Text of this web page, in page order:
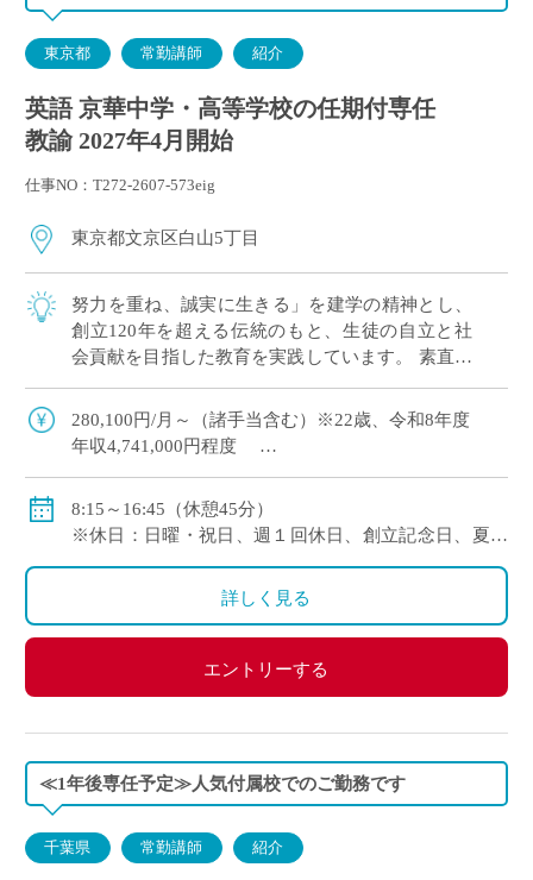
東京都 常勤講師 紹介
英語 京華中学・高等学校の任期付専任
教諭 2027年4月開始
仕事NO：T272-2607-573eig
東京都文京区白山5丁目
努力を重ね、誠実に生きる」を建学の精神とし、
創立120年を超える伝統のもと、生徒の自立と社
会貢献を目指した教育を実践しています。 素直で
ち着いた校風です。
280,100円/月～（諸手当含む）※22歳、令和8年度
年収4,741,000円程度
【モデル給与】30歳：月給 353,010円（基本給324,700
円） 年収5,989,000円程度
・通勤手当：有り（5万円まで）
・その他手当：有り
険・厚生年金）、雇用保険、労災保険
8:15～16:45（休憩45分）
※休日：日曜・祝日、週１回休日、創立記念日、夏季
※年間休日数126日（令和8年度）
詳しく見る
エントリーする
≪1年後専任予定≫人気付属校でのご勤務です
千葉県 常勤講師 紹介